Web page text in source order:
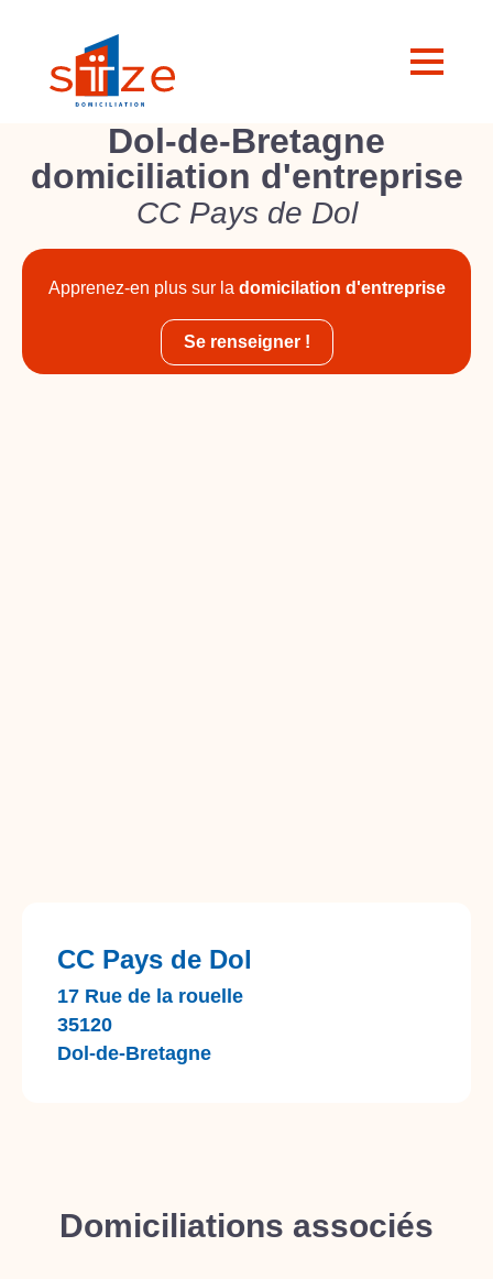
Dol-de-Bretagne
domiciliation d'entreprise
CC Pays de Dol
Apprenez-en plus sur la domicilation d'entreprise
Se renseigner !
CC Pays de Dol
17 Rue de la rouelle
35120
Dol-de-Bretagne
Domiciliations associés